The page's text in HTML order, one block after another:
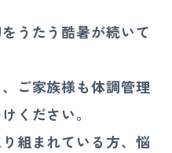
4900
（日祝を除く）
うたう酷暑が続いて
ご家族様も体調管理
ください。
組まれている方、悩